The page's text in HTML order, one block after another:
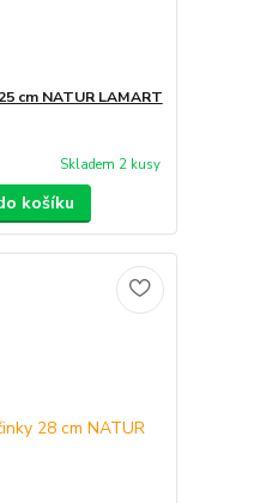
cm NATUR LAMART
Skladem 2 kusy
košíku